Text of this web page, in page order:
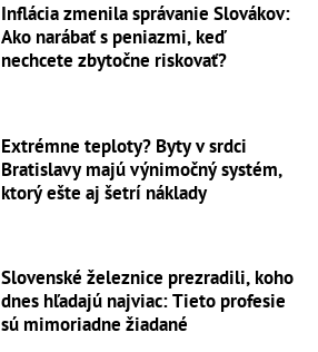
Inflácia zmenila správanie Slovákov:
Ako narábať s peniazmi, keď
nechcete zbytočne riskovať?
Extrémne teploty? Byty v srdci
Bratislavy majú výnimočný systém,
ktorý ešte aj šetrí náklady
Slovenské železnice prezradili, koho
dnes hľadajú najviac: Tieto profesie
sú mimoriadne žiadané